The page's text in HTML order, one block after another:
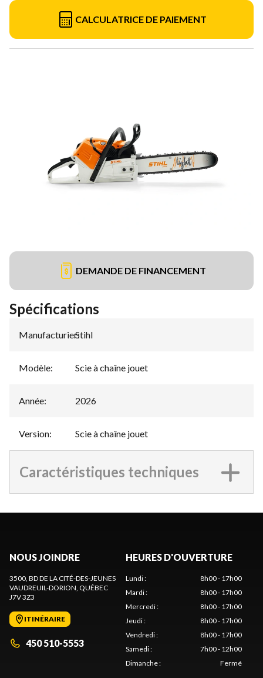
CALCULATRICE DE PAIEMENT
DEMANDE DE FINANCEMENT
Spécifications
Manufacturier:
Stihl
Modèle: Scie à chaîne jouet
Année: 2026
Version: Scie à chaîne jouet
Caractéristiques techniques
NOUS JOINDRE
3500, BD DE LA CITÉ-DES-JEUNES
VAUDREUIL-DORION, QUÉBEC
J7V 3Z3
ITINÉRAIRE
450 510-5553
HEURES D'OUVERTURE
Lundi:
8h00 - 17h00
Mardi:
8h00 - 17h00
Mercredi:
8h00 - 17h00
Jeudi:
8h00 - 17h00
Vendredi:
8h00 - 17h00
Samedi:
7h00 - 12h00
Dimanche: Fermé